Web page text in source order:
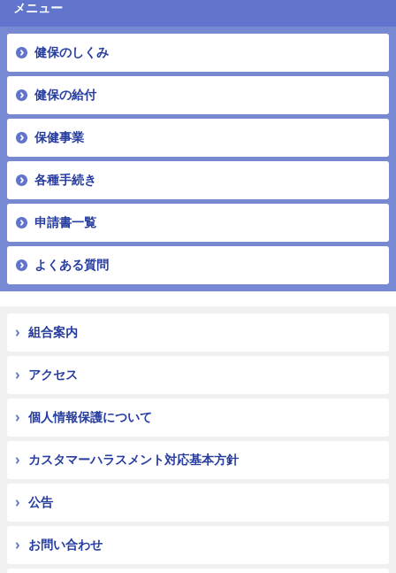
メニュー
健保のしくみ
健保の給付
保健事業
各種手続き
申請書一覧
よくある質問
組合案内
アクセス
個人情報保護について
カスタマーハラスメント対応基本方針
公告
お問い合わせ